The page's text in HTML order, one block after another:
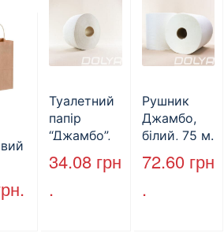
Туалетний
папір
“Джамбо”,
130м.
34.08 грн
.
Рушник
Джамбо,
білий, 75 м.
72.60 грн
.